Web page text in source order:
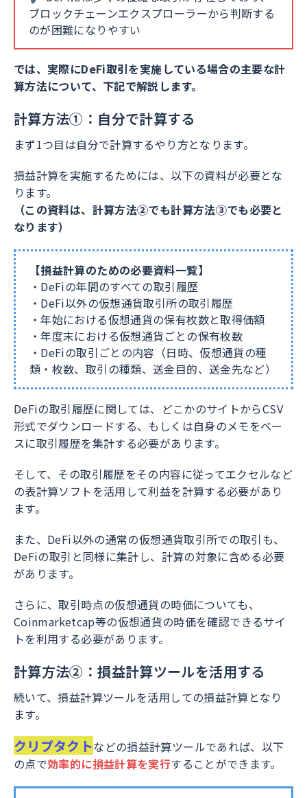
ブロックチェーンエクスプローラーから判断する
のが困難になりやすい
では、実際にDeFi取引を実施している場合の主要な計
算方法について、下記で解説します。
計算方法①：自分で計算する
まず1つ目は自分で計算するやり方となります。
損益計算を実施するためには、以下の資料が必要とな
ります。
（この資料は、計算方法②でも計算方法③でも必要と
なります）
【損益計算のための必要資料一覧】
・DeFiの年間のすべての取引履歴
・DeFi以外の仮想通貨取引所の取引履歴
・年始における仮想通貨の保有枚数と取得価額
・年度末における仮想通貨ごとの保有枚数
・DeFiの取引ごとの内容（日時、仮想通貨の種
類・枚数、取引の種類、送金目的、送金先など）
DeFiの取引履歴に関しては、どこかのサイトからCSV
形式でダウンロードする、もしくは自身のメモをベー
スに取引履歴を集計する必要があります。
そして、その取引履歴をその内容に従ってエクセルなど
の表計算ソフトを活用して利益を計算する必要があり
ます。
また、DeFi以外の通常の仮想通貨取引所での取引も、
DeFiの取引と同様に集計し、計算の対象に含める必要
があります。
さらに、取引時点の仮想通貨の時価についても、
Coinmarketcap等の仮想通貨の時価を確認できるサイ
トを利用する必要があります。
計算方法②：損益計算ツールを活用する
続いて、損益計算ツールを活用しての損益計算となり
ます。
クリプタクトなどの損益計算ツールであれば、以下
の点で効率的に損益計算を実行することができます。